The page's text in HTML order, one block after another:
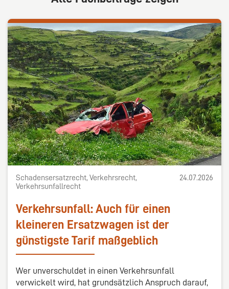
Schadensersatzrecht, Verkehrsrecht,
Verkehrsunfallrecht
24.07.2026
Verkehrsunfall: Auch für einen
kleineren Ersatzwagen ist der
günstigste Tarif maßgeblich
Wer unverschuldet in einen Verkehrsunfall
verwickelt wird, hat grundsätzlich Anspruch darauf,